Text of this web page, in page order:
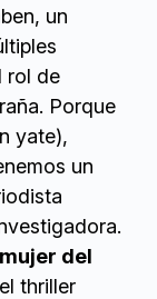
un
rol de
Porque
yate),
un
del
thriller